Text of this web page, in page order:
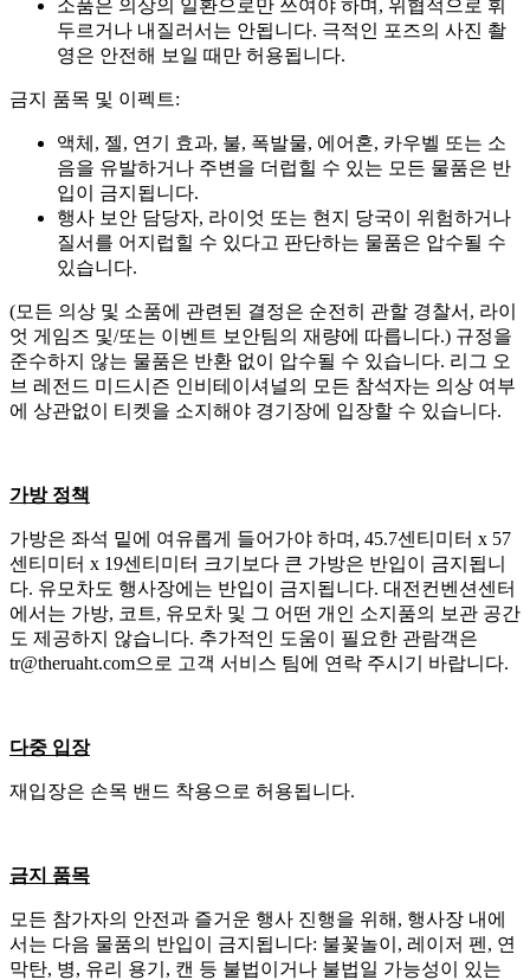
소품은 의상의 일환으로만 쓰여야 하며, 위협적으로 휘
두르거나 내질러서는 안됩니다. 극적인 포즈의 사진 촬
영은 안전해 보일 때만 허용됩니다.
금지 품목 및 이펙트:
액체, 젤, 연기 효과, 불, 폭발물, 에어혼, 카우벨 또는 소
음을 유발하거나 주변을 더럽힐 수 있는 모든 물품은 반
입이 금지됩니다.
행사 보안 담당자, 라이엇 또는 현지 당국이 위험하거나
질서를 어지럽힐 수 있다고 판단하는 물품은 압수될 수
있습니다.
(모든 의상 및 소품에 관련된 결정은 순전히 관할 경찰서, 라이
엇 게임즈 및/또는 이벤트 보안팀의 재량에 따릅니다.) 규정을
준수하지 않는 물품은 반환 없이 압수될 수 있습니다. 리그 오
브 레전드 미드시즌 인비테이셔널의 모든 참석자는 의상 여부
에 상관없이 티켓을 소지해야 경기장에 입장할 수 있습니다.
가방 정책
가방은 좌석 밑에 여유롭게 들어가야 하며, 45.7센티미터 x 57
센티미터 x 19센티미터 크기보다 큰 가방은 반입이 금지됩니
다. 유모차도 행사장에는 반입이 금지됩니다. 대전컨벤션센터
에서는 가방, 코트, 유모차 및 그 어떤 개인 소지품의 보관 공간
도 제공하지 않습니다. 추가적인 도움이 필요한 관람객은
tr@theruaht.com으로 고객 서비스 팀에 연락 주시기 바랍니다.
다중 입장
재입장은 손목 밴드 착용으로 허용됩니다.
금지 품목
모든 참가자의 안전과 즐거운 행사 진행을 위해, 행사장 내에
서는 다음 물품의 반입이 금지됩니다: 불꽃놀이, 레이저 펜, 연
막탄, 병, 유리 용기, 캔 등 불법이거나 불법일 가능성이 있는